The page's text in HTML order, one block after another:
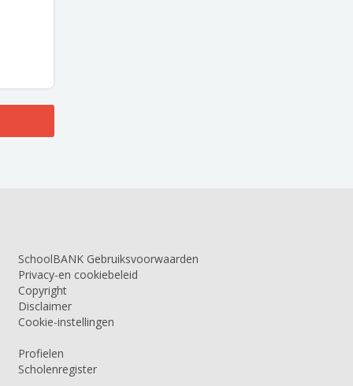
SchoolBANK Gebruiksvoorwaarden
Privacy-en cookiebeleid
Copyright
Disclaimer
Cookie-instellingen
Profielen
Scholenregister